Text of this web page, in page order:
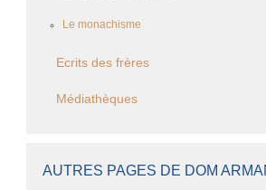
Le monachisme
Ecrits des frères
Médiathèques
AUTRES PAGES DE DOM